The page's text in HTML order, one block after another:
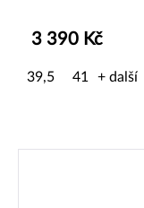
3 390 Kč
39,5 41 + další